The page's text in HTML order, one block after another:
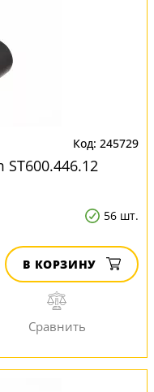
245729
56 шт.
В КОРЗИНУ